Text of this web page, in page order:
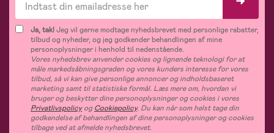
Ja, tak!Jeg vil gerne modtage nyhedsbrevet med personlige rabatter,
tilbud og nyheder, og jeg godkender behandlingen af mine
personoplysninger i henhold til nedenstående.
Vores nyhedsbrev anvender cookies og lignende teknologi for at
måle markedsåbningsgraden og vores kunders interesse for vores
tilbud, så vi kan give personlige annoncer og indholdsbaseret
marketing samt til statistiske formål. Læs mere om, hvordan vi
bruger og beskytter dine personoplysninger og cookies i vores
PrivatlivspolicyogCookiepolicy. Du kan når som helst tage din
godkendelse af behandlingen af dine personoplysninger og cookies
tilbage ved at afmelde nyhedsbrevet.